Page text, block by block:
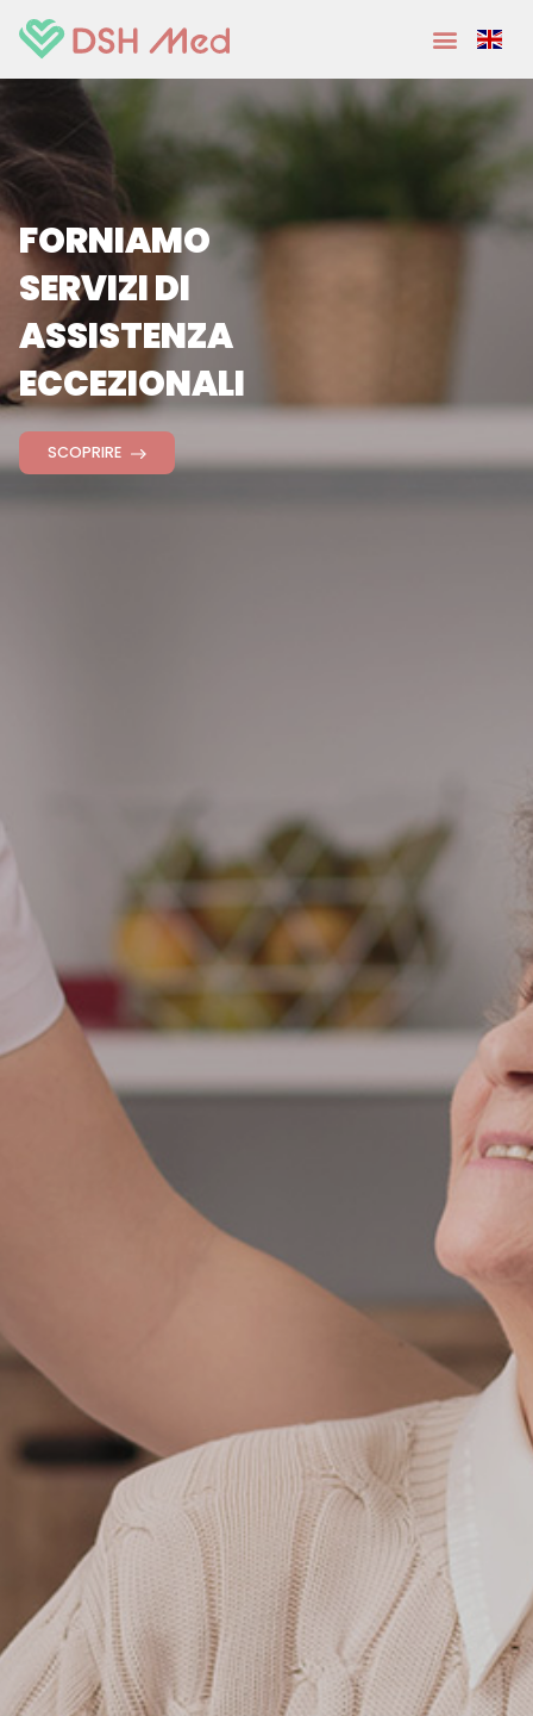
FORNIAMO
SERVIZI DI
ASSISTENZA
ECCEZIONALI
SCOPRIRE